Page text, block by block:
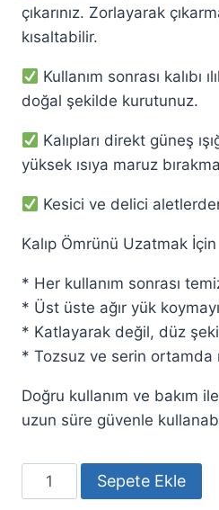
çıkarınız. Zorlayarak
kısaltabilir.
Kullanım sonrası kalıbı
doğal şekilde kurutunuz.
Kalıpları direkt güneş
yüksek ısıya maruz
Kesici ve delici
Kalıp Ömrünü Uzatmak İçin
* Her kullanım sonrası
* Üst üste ağır yük
* Katlayarak değil, düz
* Tozsuz ve serin ortamda
Doğru kullanım ve bakım ile
uzun süre güvenle
Erkek
Saksı
Sepete Ekle